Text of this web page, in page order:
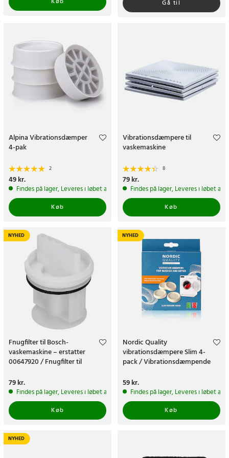
Gå til
Alpina Vibrationsdæmper
4-pak
2
Pris:49 kr.
49 kr.
Findes på lager, Leveres i løbet af 1-2 hverdage
Køb
Vibrationsdæmpere til
vaskemaskine
8
Pris:79 kr.
79 kr.
Findes på lager, Leveres i løbet af
Køb
NYHED
Fnugfilter til Bosch-
vaskemaskine – erstatter
00647920 / Fnugfilter til
Pris:79 kr.
79 kr.
Findes på lager, Leveres i løbet af 1-2 hverdage
Køb
NYHED
Nordic Quality
vibrationsdæmpere Slim 4-
pack / Vibrationsdæmpende
Pris:59 kr.
59 kr.
Findes på lager, Leveres i løbet af
Køb
NYHED